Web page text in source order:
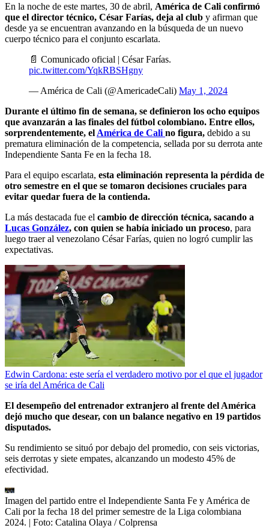
En la noche de este martes, 30 de abril, América de Cali confirmó
que el director técnico, César Farías, deja al club y afirman que
desde ya se encuentran avanzando en la búsqueda de un nuevo
cuerpo técnico para el conjunto escarlata.
📄 Comunicado oficial | César Farías.
pic.twitter.com/YqkRBSHgny
— América de Cali (@AmericadeCali) May 1, 2024
Durante el último fin de semana, se definieron los ocho equipos
que avanzarán a las finales del fútbol colombiano. Entre ellos,
sorprendentemente, el América de Cali no figura, debido a su
prematura eliminación de la competencia, sellada por su derrota ante
Independiente Santa Fe en la fecha 18.
Para el equipo escarlata, esta eliminación representa la pérdida de
otro semestre en el que se tomaron decisiones cruciales para
evitar quedar fuera de la contienda.
La más destacada fue el cambio de dirección técnica, sacando a
Lucas González, con quien se había iniciado un proceso, para
luego traer al venezolano César Farías, quien no logró cumplir las
expectativas.
Edwin Cardona: este sería el verdadero motivo por el que el jugador
se iría del América de Cali
El desempeño del entrenador extranjero al frente del América
dejó mucho que desear, con un balance negativo en 19 partidos
disputados.
Su rendimiento se situó por debajo del promedio, con seis victorias,
seis derrotas y siete empates, alcanzando un modesto 45% de
efectividad.
Imagen del partido entre el Independiente Santa Fe y América de
Cali por la fecha 18 del primer semestre de la Liga colombiana
2024. | Foto: Catalina Olaya / Colprensa